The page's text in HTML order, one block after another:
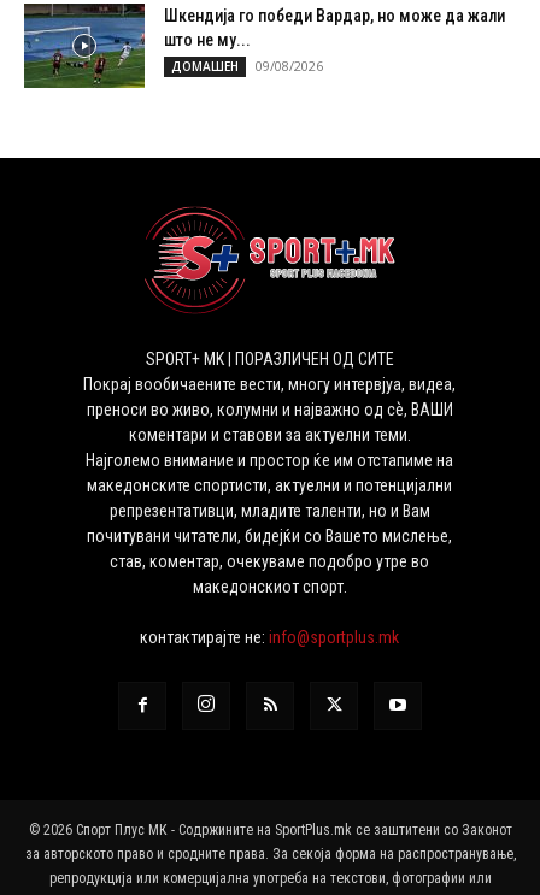
Шкендија го победи Вардар, но може да жали
што не му...
ДОМАШЕН 09/08/2026
SPORT+ MK | ПОРАЗЛИЧЕН ОД СИТЕ
Покрај вообичаените вести, многу интервјуа, видеа,
преноси во живо, колумни и најважно од сѐ, ВАШИ
коментари и ставови за актуелни теми.
Најголемо внимание и простор ќе им отстапиме на
македонските спортисти, актуелни и потенцијални
репрезентативци, младите таленти, но и Вам
почитувани читатели, бидејќи со Вашето мислење,
став, коментар, очекуваме подобро утре во
македонскиот спорт.
контактирајте не:info@sportplus.mk
© 2026 Спорт Плус МК - Содржините на SportPlus.mk се заштитени со Законот
за авторското право и сродните права. За секоја форма на распространување,
репродукција или комерцијална употреба на текстови, фотографии или